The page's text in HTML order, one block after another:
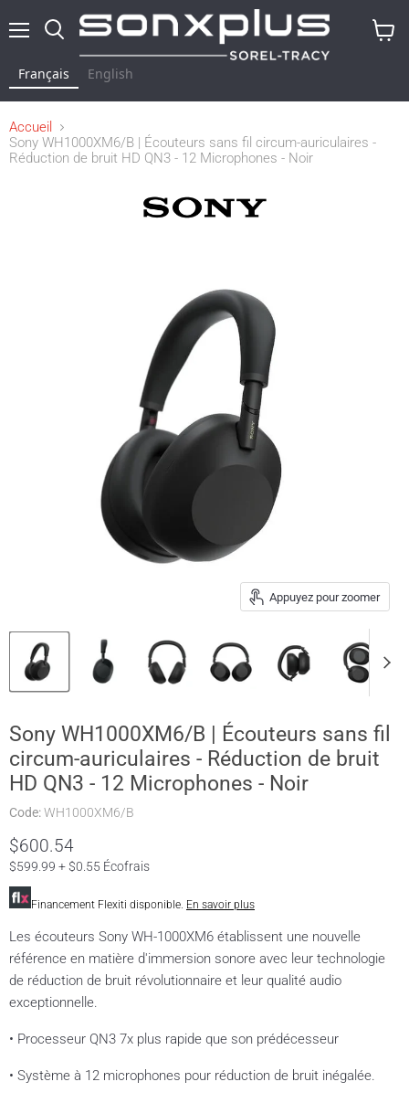
Français English
Accueil
Sony WH1000XM6/B | Écouteurs sans fil circum-auriculaires -
Réduction de bruit HD QN3 - 12 Microphones - Noir
Appuyez pour zoomer
Sony WH1000XM6/B | Écouteurs sans fil
circum-auriculaires - Réduction de bruit
HD QN3 - 12 Microphones - Noir
Code:WH1000XM6/B
Prix actuel
$600.54
$599.99 + $0.55 Écofrais
Financement Flexiti disponible. En savoir plus
Les écouteurs Sony WH-1000XM6 établissent une nouvelle
référence en matière d'immersion sonore avec leur technologie
de réduction de bruit révolutionnaire et leur qualité audio
exceptionnelle.
• Processeur QN3 7x plus rapide que son prédécesseur
• Système à 12 microphones pour réduction de bruit inégalée.